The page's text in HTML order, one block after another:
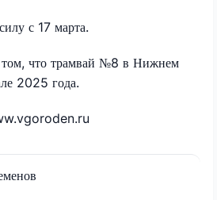
с 17 марта.
что трамвай №8 в Нижнем
2025 года.